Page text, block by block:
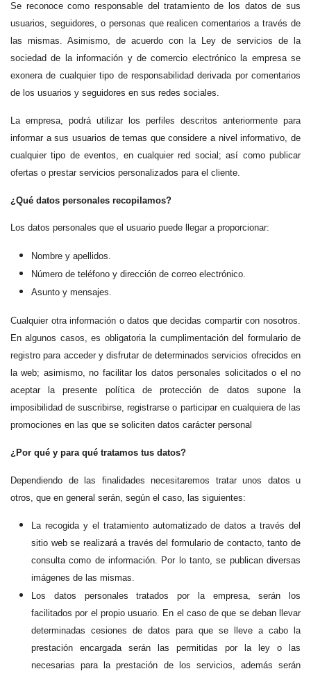
Se reconoce como responsable del tratamiento de los datos de sus
usuarios, seguidores, o personas que realicen comentarios a través de
las mismas. Asimismo, de acuerdo con la Ley de servicios de la
sociedad de la información y de comercio electrónico la empresa se
exonera de cualquier tipo de responsabilidad derivada por comentarios
de los usuarios y seguidores en sus redes sociales.
La empresa, podrá utilizar los perfiles descritos anteriormente para
informar a sus usuarios de temas que considere a nivel informativo, de
cualquier tipo de eventos, en cualquier red social; así como publicar
ofertas o prestar servicios personalizados para el cliente.
¿Qué datos personales recopilamos?
Los datos personales que el usuario puede llegar a proporcionar:
Nombre y apellidos.
Número de teléfono y dirección de correo electrónico.
Asunto y mensajes.
Cualquier otra información o datos que decidas compartir con nosotros.
En algunos casos, es obligatoria la cumplimentación del formulario de
registro para acceder y disfrutar de determinados servicios ofrecidos en
la web; asimismo, no facilitar los datos personales solicitados o el no
aceptar la presente política de protección de datos supone la
imposibilidad de suscribirse, registrarse o participar en cualquiera de las
promociones en las que se soliciten datos carácter personal
¿Por qué y para qué tratamos tus datos?
Dependiendo de las finalidades necesitaremos tratar unos datos u
otros, que en general serán, según el caso, las siguientes:
La recogida y el tratamiento automatizado de datos a través del
sitio web se realizará a través del formulario de contacto, tanto de
consulta como de información. Por lo tanto, se publican diversas
imágenes de las mismas.
Los datos personales tratados por la empresa, serán los
facilitados por el propio usuario. En el caso de que se deban llevar
determinadas cesiones de datos para que se lleve a cabo la
prestación encargada serán las permitidas por la ley o las
necesarias para la prestación de los servicios, además serán